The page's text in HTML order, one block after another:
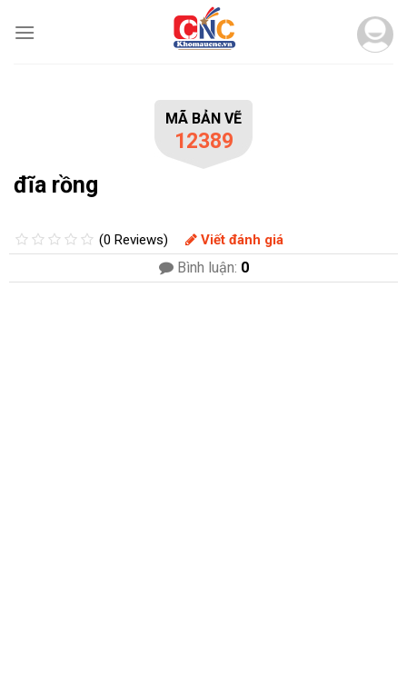
MÃ BẢN VẼ
12389
đĩa rồng
(0 Reviews) Viết đánh giá
Bình luận: 0